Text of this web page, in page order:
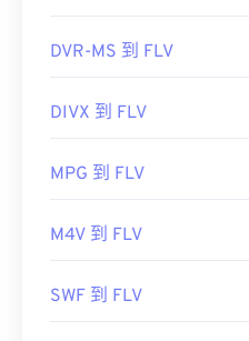
DVR-MS 到 FLV
DIVX 到 FLV
MPG 到 FLV
M4V 到 FLV
SWF 到 FLV